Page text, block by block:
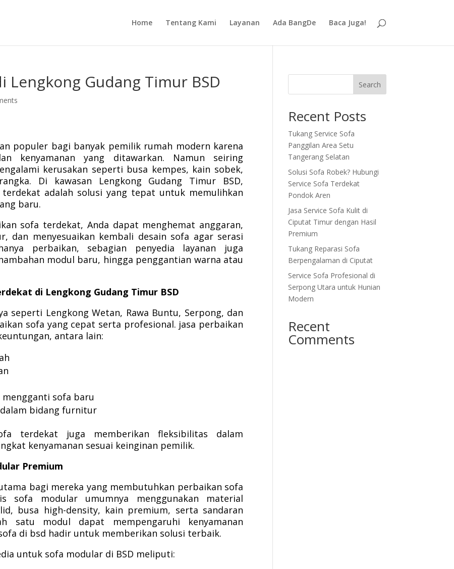
Home Tentang Kami Layanan Ada BangDe Baca Juga!
Lengkong Gudang Timur BSD
populer bagi banyak pemilik rumah modern karena
kenyamanan yang ditawarkan. Namun seiring
kerusakan seperti busa kempes, kain sobek,
Di kawasan Lengkong Gudang Timur BSD,
adalah solusi yang tepat untuk memulihkan
baru.
sofa terdekat, Anda dapat menghemat anggaran,
dan menyesuaikan kembali desain sofa agar serasi
perbaikan, sebagian penyedia layanan juga
modul baru, hingga penggantian warna atau
di Lengkong Gudang Timur BSD
seperti Lengkong Wetan, Rawa Buntu, Serpong, dan
sofa yang cepat serta profesional. jasa perbaikan
antara lain:
sofa baru
bidang furnitur
terdekat juga memberikan fleksibilitas dalam
kenyamanan sesuai keinginan pemilik.
Premium
bagi mereka yang membutuhkan perbaikan sofa
sofa modular umumnya menggunakan material
busa high-density, kain premium, serta sandaran
satu modul dapat mempengaruhi kenyamanan
di bsd hadir untuk memberikan solusi terbaik.
untuk sofa modular di BSD meliputi:
Search
Recent Posts
Tukang Service Sofa
Panggilan Area Setu
Tangerang Selatan
Solusi Sofa Robek? Hubungi
Service Sofa Terdekat
Pondok Aren
Jasa Service Sofa Kulit di
Ciputat Timur dengan Hasil
Premium
Tukang Reparasi Sofa
Berpengalaman di Ciputat
Service Sofa Profesional di
Serpong Utara untuk Hunian
Modern
Recent
Comments